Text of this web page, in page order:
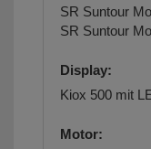
SR Suntour
SR Suntour
Display:
Kiox 500 mit
Motor: